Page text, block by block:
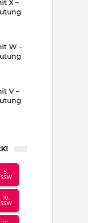
X –
W –
V –
5.
SSW
10.
SSW